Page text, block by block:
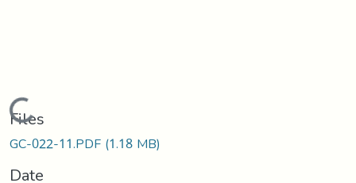
Loading...
Files
GC-022-11.PDF(1.18 MB)
Date